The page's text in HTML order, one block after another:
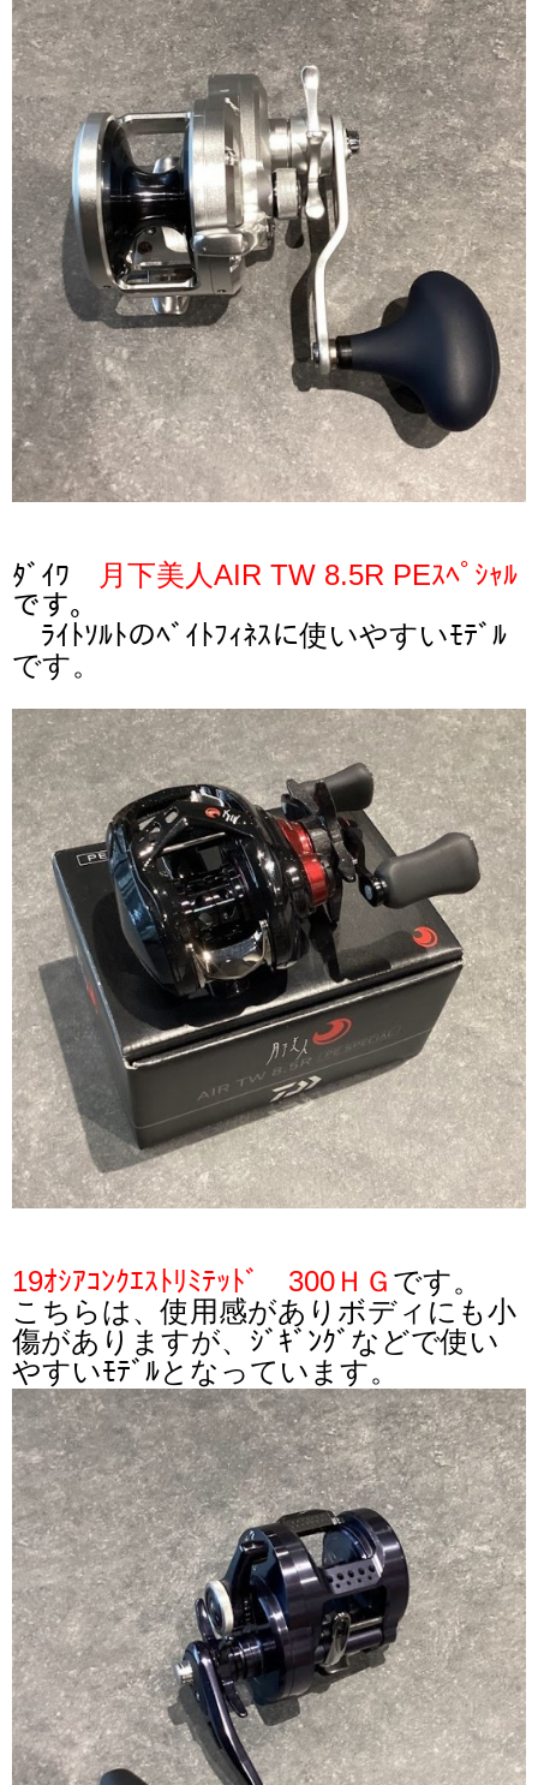
ﾀﾞｲﾜ
月下美人AIR TW 8.5R PEｽﾍﾟｼｬﾙ
です。
ﾗｲﾄｿﾙﾄのﾍﾞｲﾄﾌｨﾈｽに使いやすいﾓﾃﾞﾙ
です。
19ｵｼｱｺﾝｸｴｽﾄﾘﾐﾃｯﾄﾞ 300ＨＧ です。
こちらは、使用感がありボディにも小
傷がありますが、ｼﾞｷﾞﾝｸﾞなどで使い
やすいﾓﾃﾞﾙとなっています。